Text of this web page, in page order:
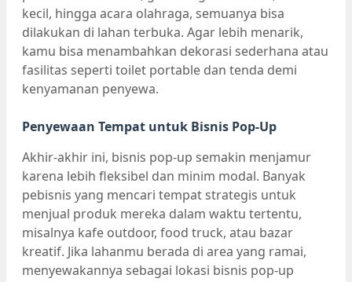
kecil, hingga acara olahraga, semuanya bisa
dilakukan di lahan terbuka. Agar lebih menarik,
kamu bisa menambahkan dekorasi sederhana atau
fasilitas seperti toilet portable dan tenda demi
kenyamanan penyewa.
Penyewaan Tempat untuk Bisnis Pop-Up
Akhir-akhir ini, bisnis pop-up semakin menjamur
karena lebih fleksibel dan minim modal. Banyak
pebisnis yang mencari tempat strategis untuk
menjual produk mereka dalam waktu tertentu,
misalnya kafe outdoor, food truck, atau bazar
kreatif. Jika lahanmu berada di area yang ramai,
menyewakannya sebagai lokasi bisnis pop-up